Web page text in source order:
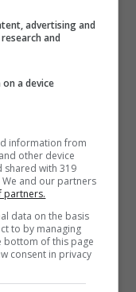
intervista
fatto a Maria
anche visti
Filippi insorge
sgridata,
cosa”
di
che Fabio
advertising and
and
a device
information from
other device
shared with 319
and our partners
partners.
data on the basis
to by managing
bottom of this page
consent in privacy